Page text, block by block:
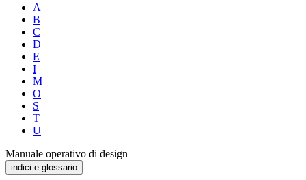
A
B
C
D
E
I
M
O
S
T
U
Manuale operativo di design
indici e glossario